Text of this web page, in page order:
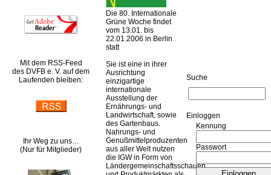
Mit dem RSS-Feed
des DVFB e. V. auf dem
Laufenden bleiben:
Ihr Weg zu uns…
(Nur für Mitglieder)
Die 80. Internationale
Grüne Woche findet
vom 13.01. bis
22.01.2006 in Berlin
statt
Sie ist eine in ihrer
Ausrichtung
einzigartige
internationale
Ausstellung der
Ernährungs- und
Landwirtschaft, sowie
des Gartenbaus.
Nahrungs- und
Genußmittelproduzenten
aus aller Welt nutzen
die IGW in Form von
Ländergemeinschaftsschauen
Suche
Ein­log­gen
Kennung
Passwort